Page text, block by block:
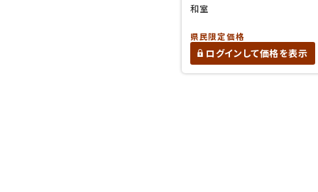
和室
県民限定価格
ログインして価格を表示